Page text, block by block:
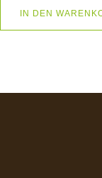
IN DEN